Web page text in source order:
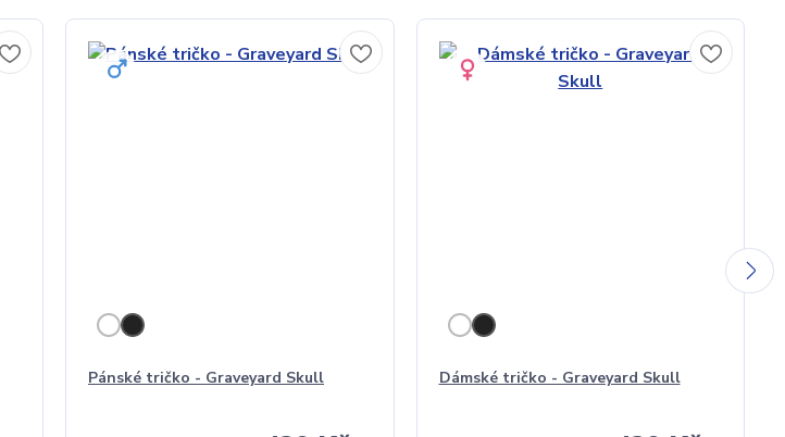
Pánské tričko - Graveyard Skull Dámské tričko - Graveyard Skull